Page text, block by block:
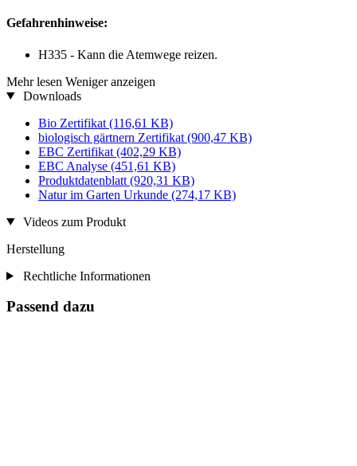
Gefahrenhinweise:
H335 - Kann die Atemwege reizen.
Mehr lesen Weniger anzeigen
Downloads
Bio Zertifikat (116,61 KB)
biologisch gärtnern Zertifikat (900,47 KB)
EBC Zertifikat (402,29 KB)
EBC Analyse (451,61 KB)
Produktdatenblatt (920,31 KB)
Natur im Garten Urkunde (274,17 KB)
Videos zum Produkt
Herstellung
Rechtliche Informationen
Passend dazu